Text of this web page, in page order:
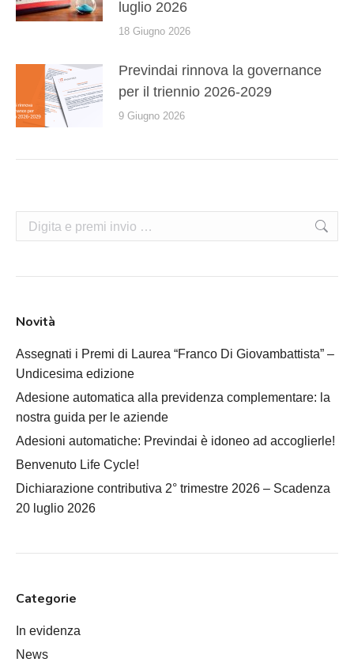
luglio 2026
18 Giugno 2026
Previndai rinnova la governance
per il triennio 2026-2029
9 Giugno 2026
Cerca:
Novità
Assegnati i Premi di Laurea “Franco Di Giovambattista” –
Undicesima edizione
Adesione automatica alla previdenza complementare: la
nostra guida per le aziende
Adesioni automatiche: Previndai è idoneo ad accoglierle!
Benvenuto Life Cycle!
Dichiarazione contributiva 2° trimestre 2026 – Scadenza
20 luglio 2026
Categorie
In evidenza
News